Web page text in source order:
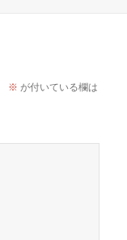
※ が付いている欄は